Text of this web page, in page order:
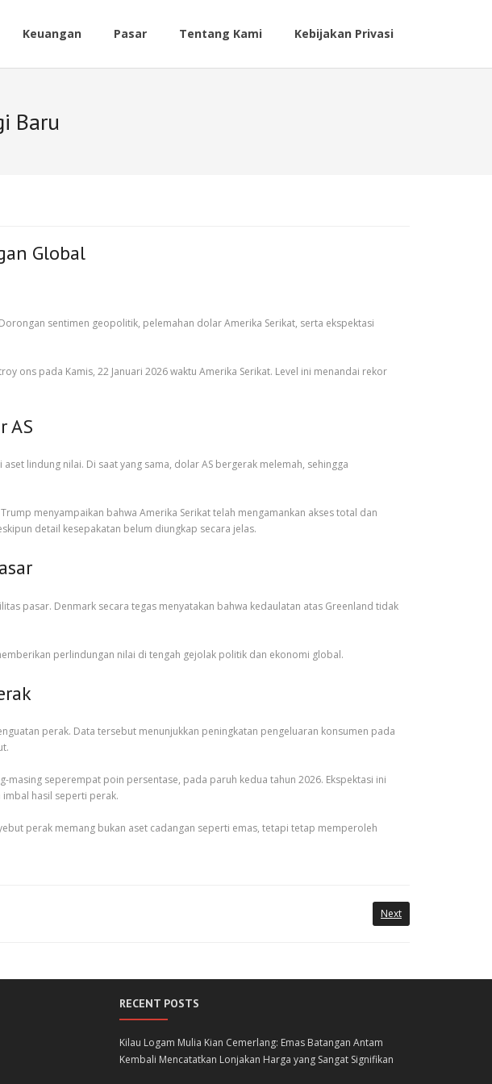
Keuangan Pasar Tentang Kami Kebijakan Privasi
Baru
Global
sentimen geopolitik, pelemahan dolar Amerika Serikat, serta ekspektasi
ons pada Kamis, 22 Januari 2026 waktu Amerika Serikat. Level ini menandai rekor
AS
lindung nilai. Di saat yang sama, dolar AS bergerak melemah, sehingga
menyampaikan bahwa Amerika Serikat telah mengamankan akses total dan
detail kesepakatan belum diungkap secara jelas.
pasar. Denmark secara tegas menyatakan bahwa kedaulatan atas Greenland tidak
perlindungan nilai di tengah gejolak politik dan ekonomi global.
perak. Data tersebut menunjukkan peningkatan pengeluaran konsumen pada
masing seperempat poin persentase, pada paruh kedua tahun 2026. Ekspektasi ini
hasil seperti perak.
perak memang bukan aset cadangan seperti emas, tetapi tetap memperoleh
Next
RECENT POSTS
Kilau Logam Mulia Kian Cemerlang: Emas Batangan Antam
Kembali Mencatatkan Lonjakan Harga yang Sangat Signifikan